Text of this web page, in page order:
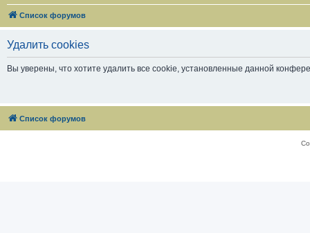
Список форумов
Удалить cookies
Вы уверены, что хотите удалить все cookie, установленные данной
Список форумов